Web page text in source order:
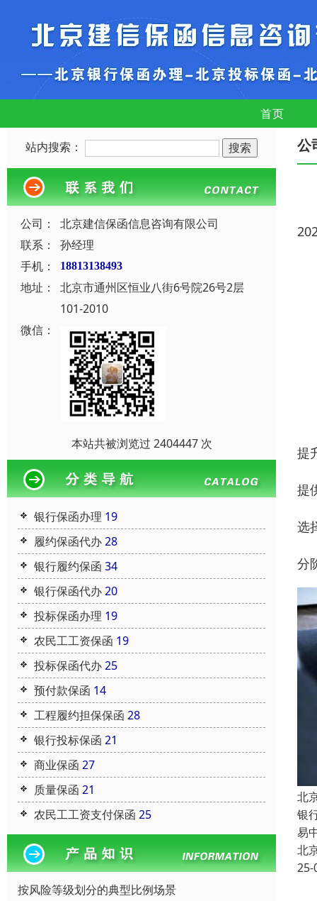
首页
站内搜索：
公司：
北京建信保函信息咨询有限公司
联系：
孙经理
手机：
18813138493
地址：
北京市通州区恒业八街6号院26号2层
101-2010
微信：
本站共被浏览过 2404447 次
银行保函办理 19
履约保函代办28
银行履约保函 34
银行保函代办20
投标保函办理 19
农民工工资保函 19
投标保函代办25
预付款保函 14
工程履约担保保函 28
银行投标保函 21
商业保函 27
质量保函 21
农民工工资支付保函 25
按风险等级划分的典型比例场景
公
提
提
选
分
北
银
易
北
25-